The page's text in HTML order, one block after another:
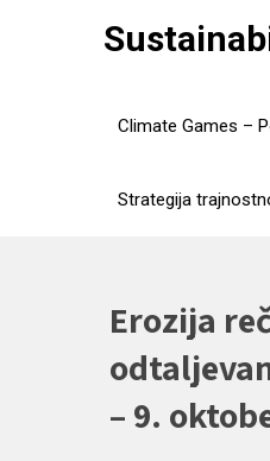
Climate Games –
Strategija
Erozija
– 9.